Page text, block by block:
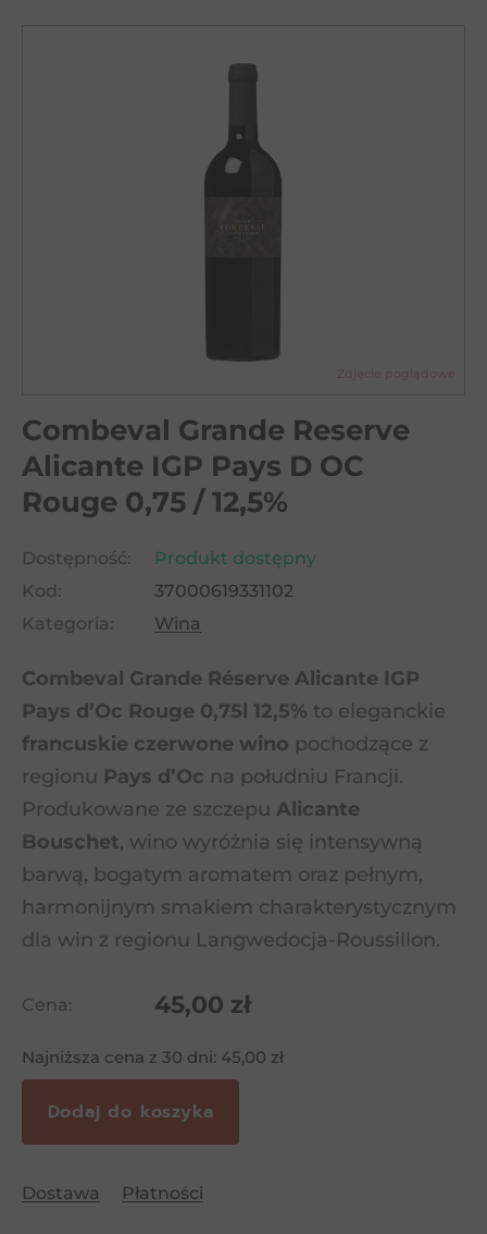
Combeval Grande Reserve
Alicante IGP Pays D OC
Rouge 0,75 / 12,5%
Dostępność:
Produkt dostępny
Kod:
37000619331102
Kategoria:
Wina
Combeval Grande Réserve Alicante IGP
Pays d’Oc Rouge 0,75l 12,5% to eleganckie
francuskie czerwone wino pochodzące z
regionu Pays d’Oc na południu Francji.
Produkowane ze szczepu Alicante
Bouschet, wino wyróżnia się intensywną
barwą, bogatym aromatem oraz pełnym,
harmonijnym smakiem charakterystycznym
dla win z regionu Langwedocja-Roussillon.
Cena: 45,00 zł
Najniższa cena z 30 dni: 45,00 zł
Dodaj do koszyka
Dostawa Płatności